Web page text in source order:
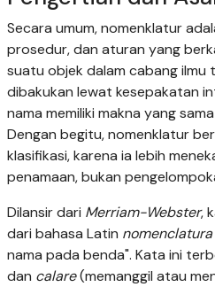
Secara umum, nomenklatur
prosedur, dan aturan yang
suatu objek dalam cabang
dibakukan lewat kesepakatan
nama memiliki makna yang
Dengan begitu, nomenklatur
klasifikasi, karena ia lebih
penamaan, bukan
Dilansir dari Merriam-Webster,
dari bahasa Latin nomenclatura
nama pada benda". Kata ini
dan calare(memanggil atau